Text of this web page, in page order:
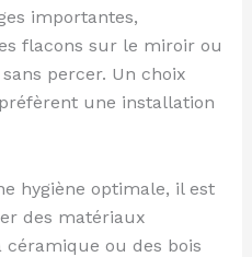
importantes,
flacons sur le miroir ou
percer. Un choix
une installation
hygiène optimale, il est
des matériaux
ou des bois